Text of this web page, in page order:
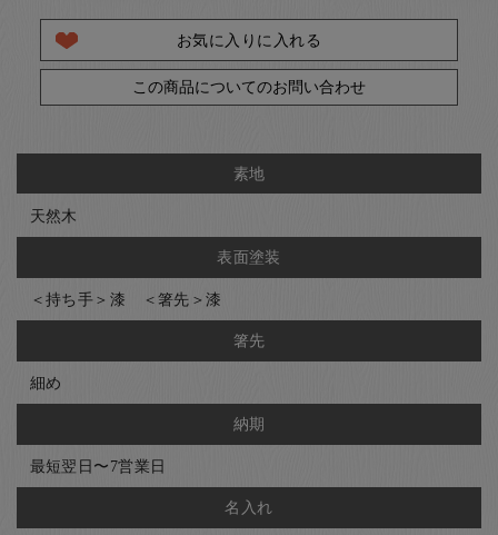
お気に入りに入れる
この商品についてのお問い合わせ
素地
天然木
表面塗装
＜持ち手＞漆 ＜箸先＞漆
箸先
細め
納期
最短翌日〜7営業日
名入れ